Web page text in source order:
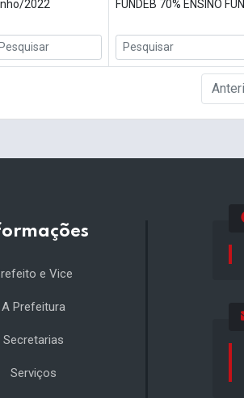
2022 FUNDEB 70% ENSINO
e Vice
A Prefeitura
Secretarias
Serviços